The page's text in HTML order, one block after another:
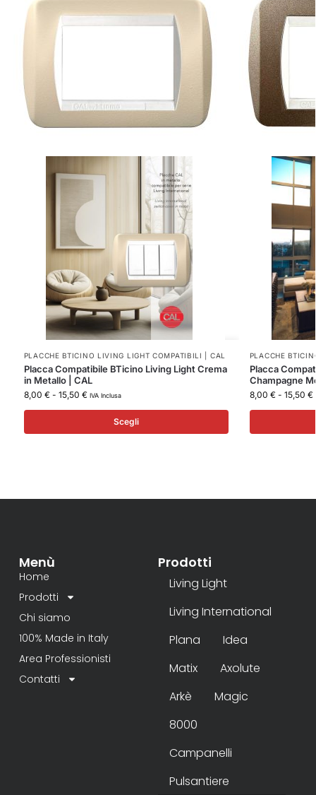
PLACCHE BTICINO LIVING LIGHT COMPATIBILI | CAL
Placca Compatibile BTicino Living Light Crema
in Metallo | CAL
8,00 € - 15,50 € IVA Inclusa
Scegli
PLACCHE
Placca
Champagne
8,00 € - 15,50 €
Menù
Home
Prodotti
Chi siamo
100% Made in Italy
Area Professionisti
Contatti
Prodotti
Living Light
Living International
Plana
Idea
Matix
Axolute
Arkè
Magic
8000
Campanelli
Pulsantiere